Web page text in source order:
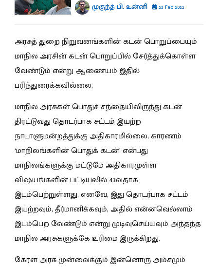
முகுந்த் பி. உன்னி 22 Feb 2022
அரசுத் துறை நிறுவனங்களின் கடன் பொறுப்பையும்
மாநில அரசின் கடன் பொறுப்பில் சேர்த்துக்கொள்ள
வேண்டும் என்று ஆணையம் இதில்
பரிந்துரைக்கவில்லை.
மாநில அரசுகள் பொதுச் சந்தையிலிருந்து கடன்
திரட்டுவது தொடர்பாக சட்டம் இயற்ற
நாடாளுமன்றத்துக்கு அதிகாரமில்லை, காரணம்
‘மாநிலங்களின் பொதுக் கடன்’ என்பது
மாநிலங்களுக்கு மட்டுமே அதிகாரமுள்ள
விஷயங்களின் பட்டியலில் 43வதாக
இடம்பெற்றுள்ளது. எனவே, இது தொடர்பாக சட்டம்
இயற்றவும், தீர்மானிக்கவும், அதில் என்னவெல்லாம்
இடம்பெற வேண்டும் என்று முடிவுசெய்யவும் அந்தந்த
மாநில அரசுகளுக்கே உரிமை இருக்கிறது.
கேரள அரசு முன்வைக்கும் இன்னொரு அம்சமும்